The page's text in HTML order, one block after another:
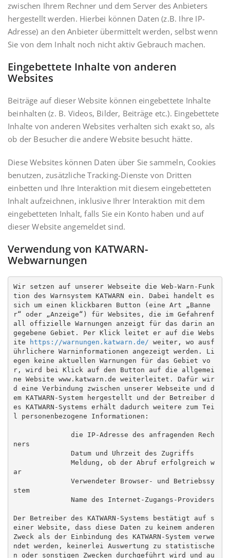
zwischen Ihrem Rechner und dem Server des Anbieters
hergestellt werden. Hierbei können Daten (z.B. Ihre IP-
Adresse) an den Anbieter übermittelt werden, selbst wenn
Sie von dem Inhalt noch nicht aktiv Gebrauch machen.
Eingebettete Inhalte von anderen
Websites
Beiträge auf dieser Website können eingebettete Inhalte
beinhalten (z. B. Videos, Bilder, Beiträge etc.). Eingebettete
Inhalte von anderen Websites verhalten sich exakt so, als
ob der Besucher die andere Website besucht hätte.
Diese Websites können Daten über Sie sammeln, Cookies
benutzen, zusätzliche Tracking-Dienste von Dritten
einbetten und Ihre Interaktion mit diesem eingebetteten
Inhalt aufzeichnen, inklusive Ihrer Interaktion mit dem
eingebetteten Inhalt, falls Sie ein Konto haben und auf
dieser Website angemeldet sind.
Verwendung von KATWARN-
Webwarnungen
Wir setzen auf unserer Webseite die Web-Warn-Funk
tion des Warnsystem KATWARN ein. Dabei handelt es
sich um einen klickbaren Button (eine Art „Banne
r“ oder „Anzeige“) für Websites, die im Gefahrenf
all offizielle Warnungen anzeigt für das darin an
gegebene Gebiet. Per Klick leitet er auf die Webs
ite
https://warnungen.katwarn.de/ weiter, wo ausf
ührlichere Warninformationen angezeigt werden. Li
egen keine aktuellen Warnungen für das Gebiet vo
r, wird bei Klick auf den Button auf die allgemei
ne Website www.katwarn.de weiterleitet. Dafür wir
d eine Verbindung zwischen unserer Webseite und d
em KATWARN-System hergestellt und der Betreiber d
es KATWARN-Systems erhält dadurch weitere zum Tei
l personenbezogene Informationen:
ners
ar
stem
Der Betreiber des KATWARN-Systems bestätigt auf s
einer Website, dass diese Daten zu keinem anderen
Zweck als der Einbindung des KATWARN-System verwe
ndet werden, keinerlei Auswertung zu statistische
n oder sonstigen Zwecken durchgeführt wird und au